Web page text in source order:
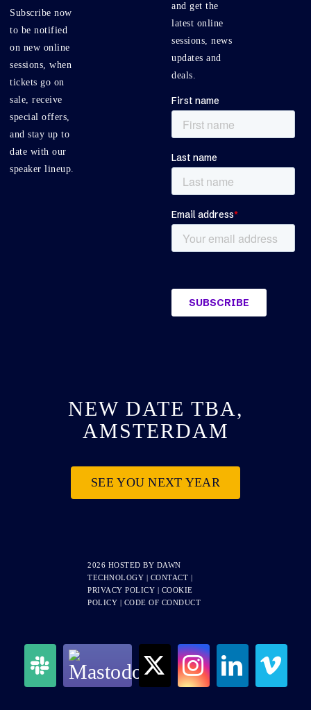
Subscribe now
to be notified
on new online
sessions, when
tickets go on
sale, receive
special offers,
and stay up to
date with our
speaker lineup.
and get the
latest online
sessions, news
updates and
deals.
NEW DATE TBA,
AMSTERDAM
SEE YOU NEXT YEAR
2026 HOSTED BY DAWN
TECHNOLOGY | CONTACT |
PRIVACY POLICY | COOKIE
POLICY | CODE OF CONDUCT